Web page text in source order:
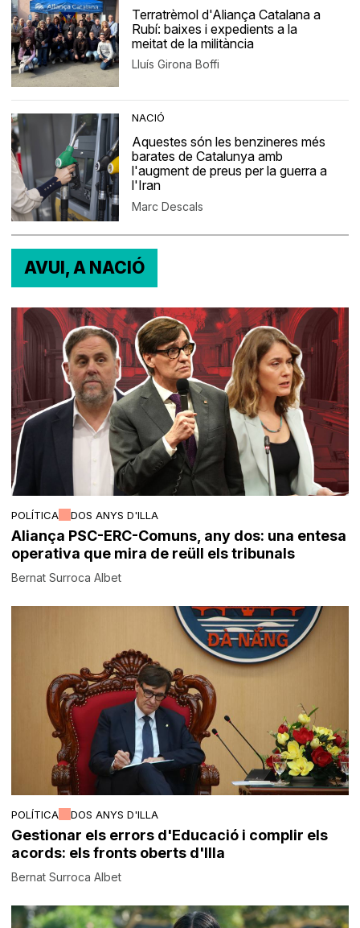
Terratrèmol d'Aliança Catalana a
Rubí: baixes i expedients a la
meitat de la militància
Lluís Girona Boffi
NACIÓ
Aquestes són les benzineres més
barates de Catalunya amb
l'augment de preus per la guerra a
l'Iran
Marc Descals
AVUI, A NACIÓ
POLÍTICA DOS ANYS D'ILLA
Aliança PSC-ERC-Comuns, any dos: una entesa
operativa que mira de reüll els tribunals
Bernat Surroca Albet
POLÍTICA DOS ANYS D'ILLA
Gestionar els errors d'Educació i complir els
acords: els fronts oberts d'Illa
Bernat Surroca Albet